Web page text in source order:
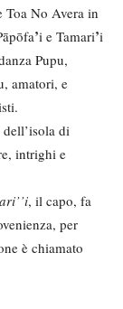
Toa No Avera in
’i e Tamari’i
Pupu,
amatori, e
di
intrighi e
ari’’i, il capo, fa
per
è chiamato